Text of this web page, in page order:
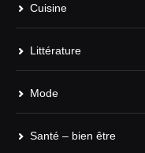
Cuisine
Littérature
Mode
Santé – bien être